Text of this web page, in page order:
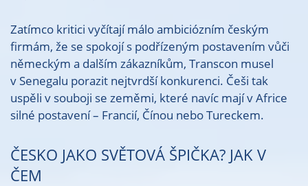
Zatímco kritici vyčítají málo ambiciózním českým
firmám, že se spokojí s podřízeným postavením vůči
německým a dalším zákazníkům, Transcon musel
v Senegalu porazit nejtvrdší konkurenci. Češi tak
uspěli v souboji se zeměmi, které navíc mají v Africe
silné postavení – Francií, Čínou nebo Tureckem.
ČESKO JAKO SVĚTOVÁ ŠPIČKA? JAK V
ČEM